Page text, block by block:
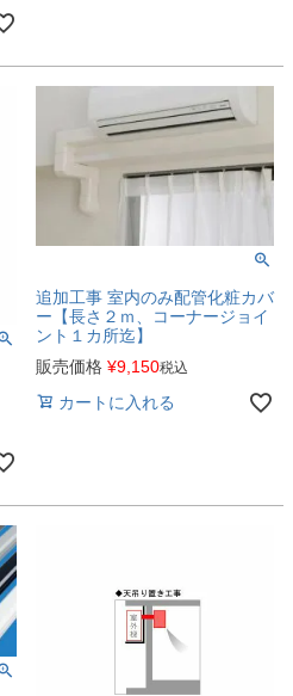
追加工事 室内のみ配管化粧カバ
ー【長さ２ｍ、コーナージョイ
ント１カ所迄】
販売価格 ¥9,150税込
カートに入れる